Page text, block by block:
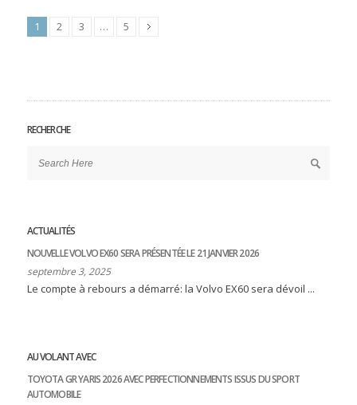
1 2 3 … 5
RECHERCHE
ACTUALITÉS
NOUVELLE VOLVO EX60 SERA PRÉSENTÉE LE 21 JANVIER 2026
septembre 3, 2025
Le compte à rebours a démarré: la Volvo EX60 sera dévoil ...
AU VOLANT AVEC
TOYOTA GR YARIS 2026 AVEC PERFECTIONNEMENTS ISSUS DU SPORT
AUTOMOBILE